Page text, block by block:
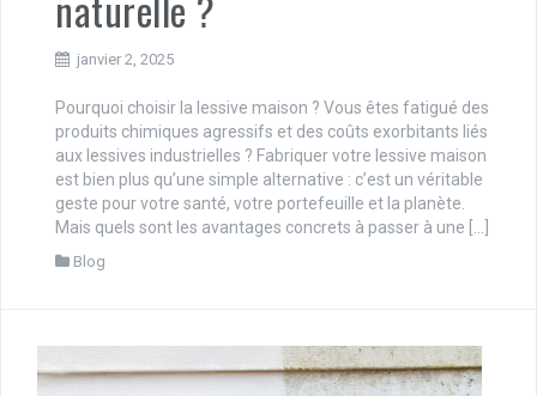
janvier 2, 2025
Pourquoi choisir la lessive maison ? Vous êtes fatigué des
produits chimiques agressifs et des coûts exorbitants liés
aux lessives industrielles ? Fabriquer votre lessive maison
est bien plus qu’une simple alternative : c’est un véritable
geste pour votre santé, votre portefeuille et la planète.
Mais quels sont les avantages concrets à passer à une […]
Blog